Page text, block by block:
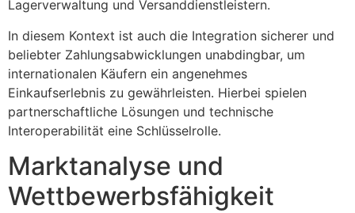
Lagerverwaltung und Versanddienstleistern.
In diesem Kontext ist auch die Integration sicherer und
beliebter Zahlungsabwicklungen unabdingbar, um
internationalen Käufern ein angenehmes
Einkaufserlebnis zu gewährleisten. Hierbei spielen
partnerschaftliche Lösungen und technische
Interoperabilität eine Schlüsselrolle.
Marktanalyse und
Wettbewerbsfähigkeit